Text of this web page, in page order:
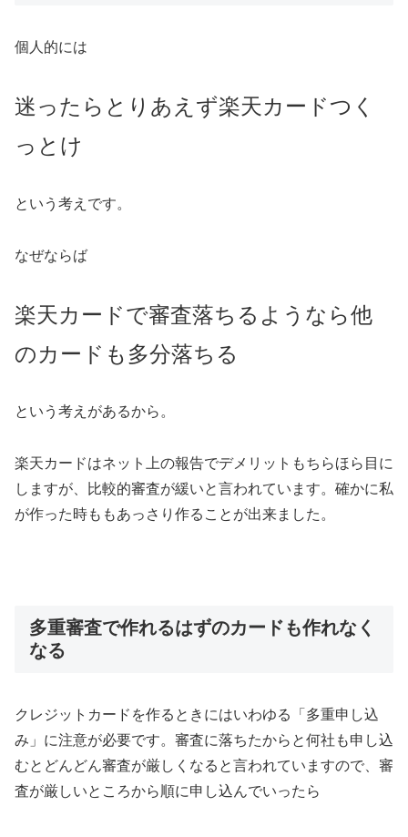
個人的には
迷ったらとりあえず楽天カードつく
っとけ
という考えです。
なぜならば
楽天カードで審査落ちるようなら他
のカードも多分落ちる
という考えがあるから。
楽天カードはネット上の報告でデメリットもちらほら目に
しますが、比較的審査が緩いと言われています。確かに私
が作った時ももあっさり作ることが出来ました。
多重審査で作れるはずのカードも作れなく
なる
クレジットカードを作るときにはいわゆる「多重申し込
み」に注意が必要です。審査に落ちたからと何社も申し込
むとどんどん審査が厳しくなると言われていますので、審
査が厳しいところから順に申し込んでいったら